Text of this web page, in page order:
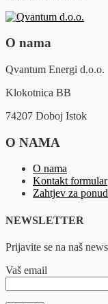
O nama
Qvantum Energi d.o.o.
Klokotnica BB
74207 Doboj Istok
O NAMA
O nama
Kontakt formular
Zahtjev za
NEWSLETTER
Prijavite se na naš
Vaš email